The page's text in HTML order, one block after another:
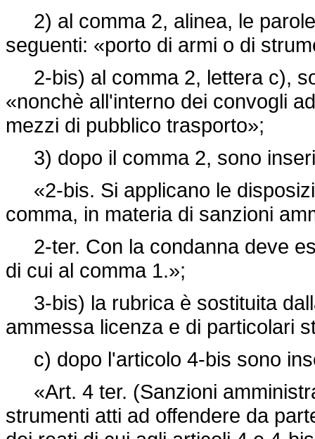
2) al comma 2, alinea, le
seguenti: «porto di armi o di
2-bis) al comma 2, lettera c),
«nonchè all'interno dei convogli
mezzi di pubblico trasporto»;
3) dopo il comma 2, sono
«2-bis. Si applicano le
comma, in materia di sanzioni
2-ter. Con la condanna deve
di cui al comma 1.»;
3-bis) la rubrica è sostituita
ammessa licenza e di particolari
c) dopo l'articolo 4-bis sono
«Art. 4 ter. (Sanzioni
strumenti atti ad offendere da